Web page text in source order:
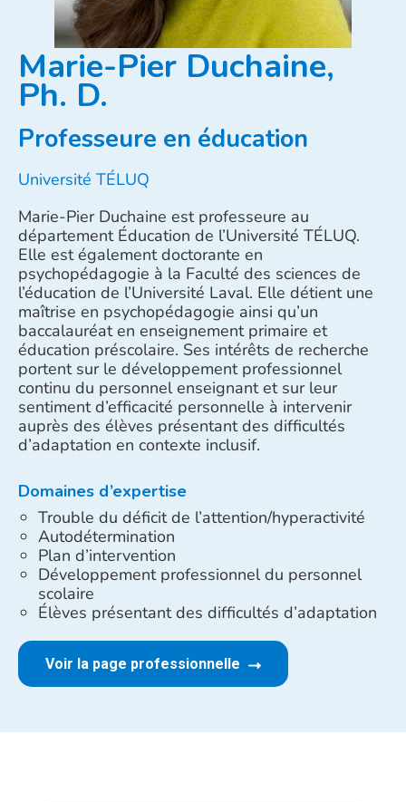
Marie-Pier Duchaine,
Ph. D.
Professeure en éducation
Université TÉLUQ
Marie-Pier Duchaine est professeure au
département Éducation de l’Université TÉLUQ.
Elle est également doctorante en
psychopédagogie à la Faculté des sciences de
l’éducation de l’Université Laval. Elle détient une
maîtrise en psychopédagogie ainsi qu’un
baccalauréat en enseignement primaire et
éducation préscolaire. Ses intérêts de recherche
portent sur le développement professionnel
continu du personnel enseignant et sur leur
sentiment d’efficacité personnelle à intervenir
auprès des élèves présentant des difficultés
d’adaptation en contexte inclusif.
Domaines d’expertise
Trouble du déficit de l’attention/hyperactivité
Autodétermination
Plan d’intervention
Développement professionnel du personnel
scolaire
Élèves présentant des difficultés d’adaptation
Voir la page professionnelle